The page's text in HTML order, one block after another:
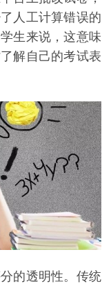
人工计算错误的
生来说，这意味
解自己的考试表
的透明性。传统